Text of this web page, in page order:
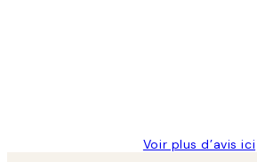
Voir plus d’avis ici